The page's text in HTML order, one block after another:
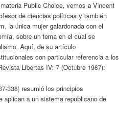
Public Choice, vemos a Vincent
de ciencias políticas y también
la única mujer galardonada con el
sobre un tema en el cual se
Aquí, de su artículo
con particular referencia a los
Libertas IV: 7 (Octubre 1987):
338) resumió los principios
aplican a un sistema republicano de